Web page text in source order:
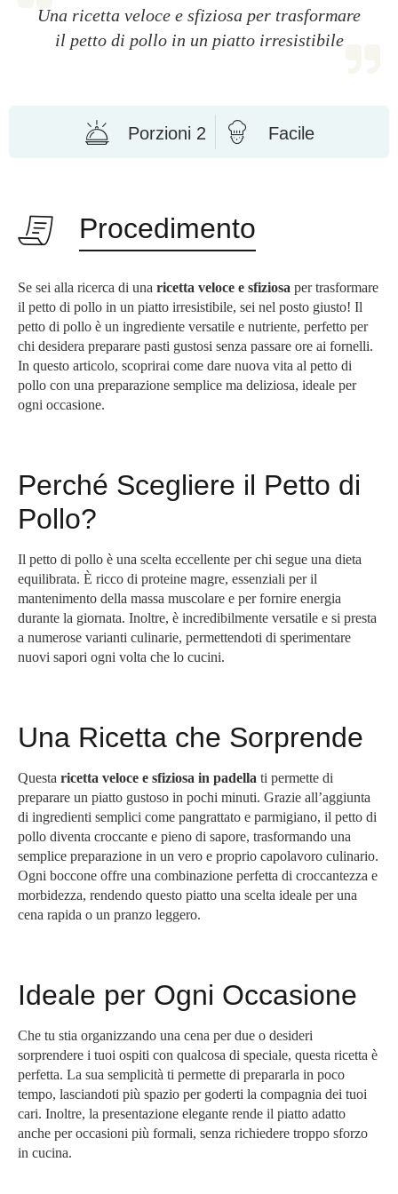
Una ricetta veloce e sfiziosa per trasformare
il petto di pollo in un piatto irresistibile
Porzioni 2 Facile
Procedimento
Se sei alla ricerca di una ricetta veloce e sfiziosa per trasformare
il petto di pollo in un piatto irresistibile, sei nel posto giusto! Il
petto di pollo è un ingrediente versatile e nutriente, perfetto per
chi desidera preparare pasti gustosi senza passare ore ai fornelli.
In questo articolo, scoprirai come dare nuova vita al petto di
pollo con una preparazione semplice ma deliziosa, ideale per
ogni occasione.
Perché Scegliere il Petto di
Pollo?
Il petto di pollo è una scelta eccellente per chi segue una dieta
equilibrata. È ricco di proteine magre, essenziali per il
mantenimento della massa muscolare e per fornire energia
durante la giornata. Inoltre, è incredibilmente versatile e si presta
a numerose varianti culinarie, permettendoti di sperimentare
nuovi sapori ogni volta che lo cucini.
Una Ricetta che Sorprende
Questa ricetta veloce e sfiziosa in padella ti permette di
preparare un piatto gustoso in pochi minuti. Grazie all’aggiunta
di ingredienti semplici come pangrattato e parmigiano, il petto di
pollo diventa croccante e pieno di sapore, trasformando una
semplice preparazione in un vero e proprio capolavoro culinario.
Ogni boccone offre una combinazione perfetta di croccantezza e
morbidezza, rendendo questo piatto una scelta ideale per una
cena rapida o un pranzo leggero.
Ideale per Ogni Occasione
Che tu stia organizzando una cena per due o desideri
sorprendere i tuoi ospiti con qualcosa di speciale, questa ricetta è
perfetta. La sua semplicità ti permette di prepararla in poco
tempo, lasciandoti più spazio per goderti la compagnia dei tuoi
cari. Inoltre, la presentazione elegante rende il piatto adatto
anche per occasioni più formali, senza richiedere troppo sforzo
in cucina.